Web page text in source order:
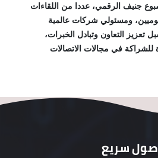
جنيف الرقمي، عددا من اللقاءات
ومسئولي شركات عالمية
التعاون وتبادل الخبرات،
في مجالات الاتصالات
سريع